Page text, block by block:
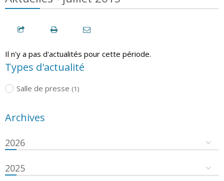
Il n'y a pas d'actualités pour cette période.
Types d'actualité
Salle de presse (1)
Archives
2026
2025